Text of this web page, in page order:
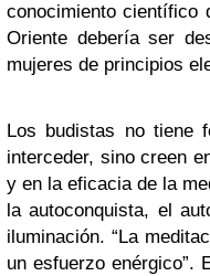
conocimiento científico
Oriente debería ser
mujeres de principios
Los budistas no tiene
interceder, sino creen
y en la eficacia de la
la autoconquista, el
iluminación. “La
un esfuerzo enérgico”.